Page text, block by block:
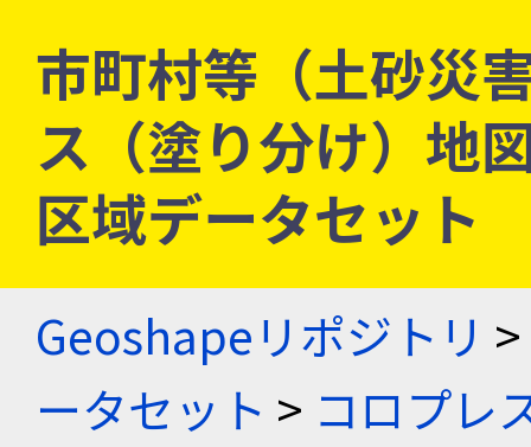
市町村等（土砂災
ス（塗り分け）地
区域データセット
Geoshapeリポジトリ >
ータセット > コロプレ